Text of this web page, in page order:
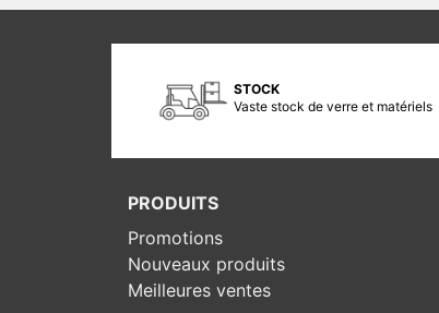
STOCK
Vaste stock de verre et matériels
PRODUITS
Promotions
Nouveaux produits
Meilleures ventes